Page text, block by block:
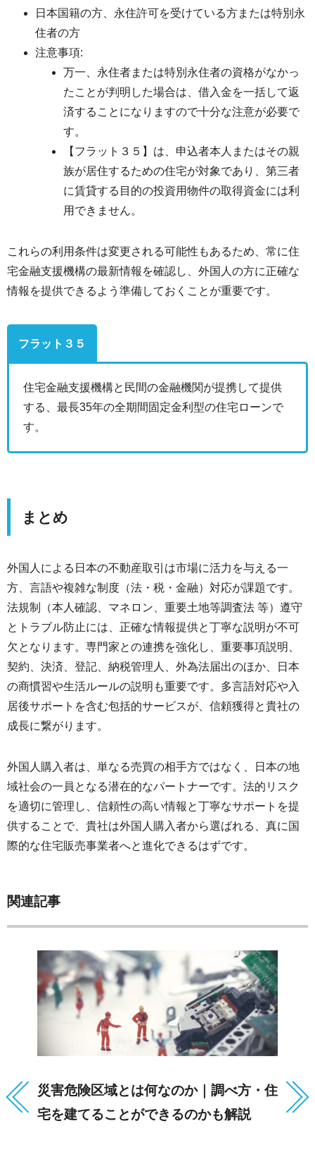
日本国籍の方、永住許可を受けている方または特別永
住者の方
注意事項:
万一、永住者または特別永住者の資格がなかっ
たことが判明した場合は、借入金を一括して返
済することになりますので十分な注意が必要で
す。
【フラット３５】は、申込者本人またはその親
族が居住するための住宅が対象であり、第三者
に賃貸する目的の投資用物件の取得資金には利
用できません。
これらの利用条件は変更される可能性もあるため、常に住
宅金融支援機構の最新情報を確認し、外国人の方に正確な
情報を提供できるよう準備しておくことが重要です。
フラット３５
住宅金融支援機構と民間の金融機関が提携して提供
する、最長35年の全期間固定金利型の住宅ローンで
す。
まとめ
外国人による日本の不動産取引は市場に活力を与える一
方、言語や複雑な制度（法・税・金融）対応が課題です。
法規制（本人確認、マネロン、重要土地等調査法 等）遵守
とトラブル防止には、正確な情報提供と丁寧な説明が不可
欠となります。専門家との連携を強化し、重要事項説明、
契約、決済、登記、納税管理人、外為法届出のほか、日本
の商慣習や生活ルールの説明も重要です。多言語対応や入
居後サポートを含む包括的サービスが、信頼獲得と貴社の
成長に繋がります。
外国人購入者は、単なる売買の相手方ではなく、日本の地
域社会の一員となる潜在的なパートナーです。法的リスク
を適切に管理し、信頼性の高い情報と丁寧なサポートを提
供することで、貴社は外国人購入者から選ばれる、真に国
際的な住宅販売事業者へと進化できるはずです。
関連記事
災害危険区域とは何なのか｜調べ方・住
宅を建てることができるのかも解説
「